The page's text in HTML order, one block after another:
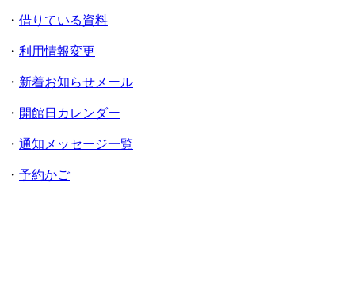
・ 借りている資料
・ 利用情報変更
・ 新着お知らせメール
・ 開館日カレンダー
・ 通知メッセージ一覧
・ 予約かご